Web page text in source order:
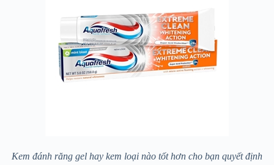
Kem đánh răng gel hay kem loại nào tốt hơn cho bạn quyết định